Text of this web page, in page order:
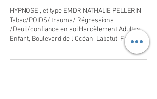
HYPNOSE , et type EMDR NATHALIE PELLERIN
Tabac/POIDS/ trauma/ Régressions
/Deuil/confiance en soi Harcèlement Adultes
Enfant, Boulevard de l'Océan, Labatut, France